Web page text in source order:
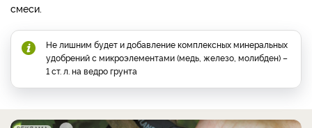
смеси.
Не лишним будет и добавление комплексных минеральных
удобрений с микроэлементами (медь, железо, молибден) –
1 ст. л. на ведро грунта